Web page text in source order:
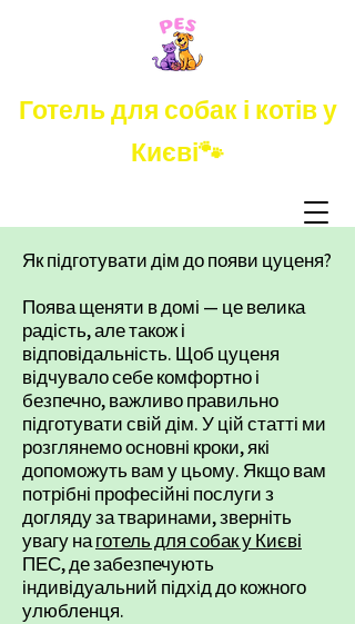
Готель для собак і котів у
Києві🐾
Як підготувати дім до появи цуценя?
Поява щеняти в домі — це велика
радість, але також і
відповідальність. Щоб цуценя
відчувало себе комфортно і
безпечно, важливо правильно
підготувати свій дім. У цій статті ми
розглянемо основні кроки, які
допоможуть вам у цьому. Якщо вам
потрібні професійні послуги з
догляду за тваринами, зверніть
увагу наготель для собак у Києві
ПЕС, де забезпечують
індивідуальний підхід до кожного
улюбленця.